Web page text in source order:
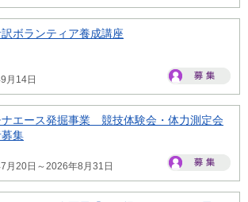
ボランティア養成講座
月14日
ナエース発掘事業 競技体験会・体力測定会
集
月20日～2026年8月31日